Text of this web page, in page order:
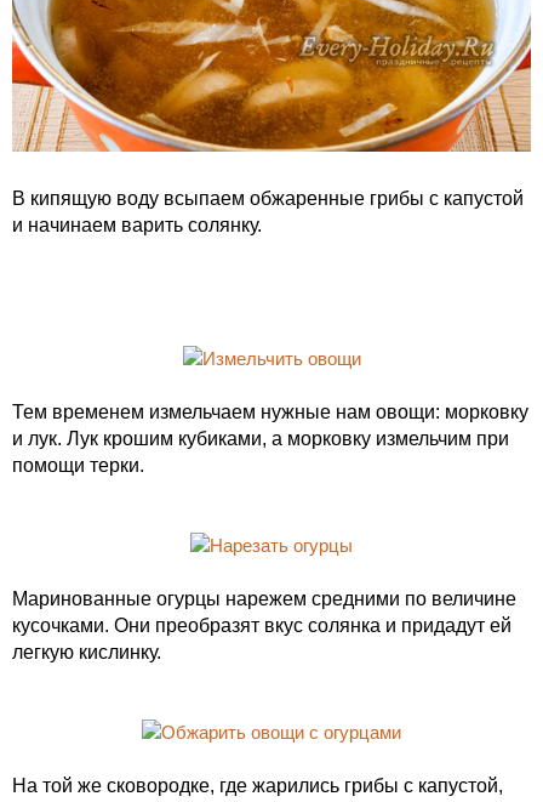
В кипящую воду всыпаем обжаренные грибы с капустой
и начинаем варить солянку.
Тем временем измельчаем нужные нам овощи: морковку
и лук. Лук крошим кубиками, а морковку измельчим при
помощи терки.
Маринованные огурцы нарежем средними по величине
кусочками. Они преобразят вкус солянка и придадут ей
легкую кислинку.
На той же сковородке, где жарились грибы с капустой,